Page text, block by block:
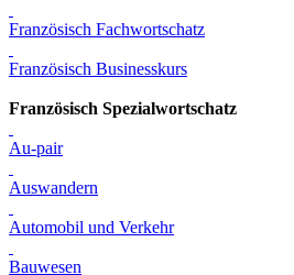
Französisch Fachwortschatz
Französisch Businesskurs
Französisch Spezialwortschatz
Au-pair
Auswandern
Automobil und Verkehr
Bauwesen